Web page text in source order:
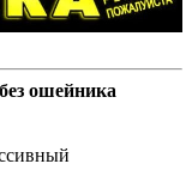
ошейника